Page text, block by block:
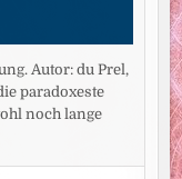
Autor: du Prel,
paradoxeste
noch lange